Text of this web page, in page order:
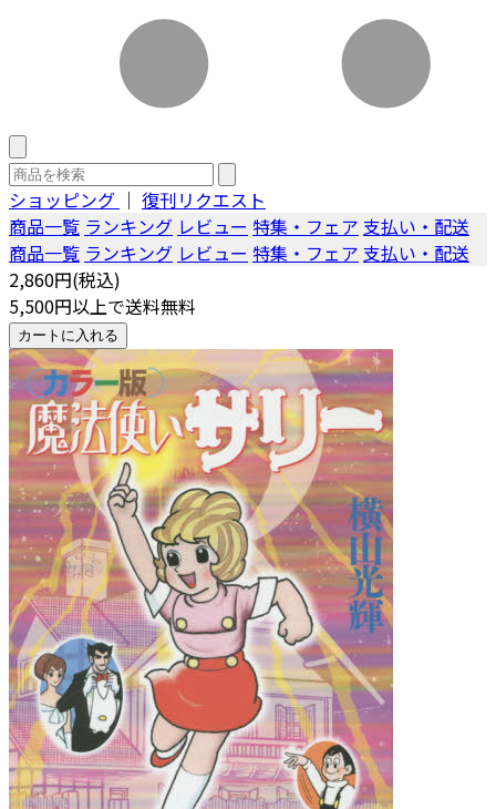
ショッピング ｜ 復刊リクエスト
商品一覧 ランキング レビュー 特集・フェア 支払い・配送
商品一覧 ランキング レビュー 特集・フェア 支払い・配送
2,860円(税込)
5,500円以上で送料無料
カートに入れる